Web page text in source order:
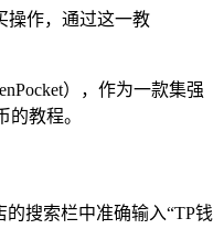
操作，通过这一教
），作为一款集强
教程。
搜索栏中准确输入“TP钱